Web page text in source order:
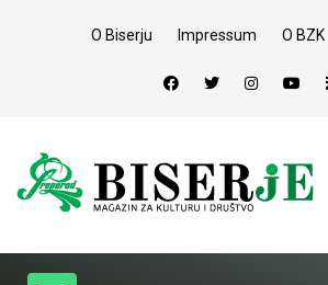
O Biserju Impressum O BZK